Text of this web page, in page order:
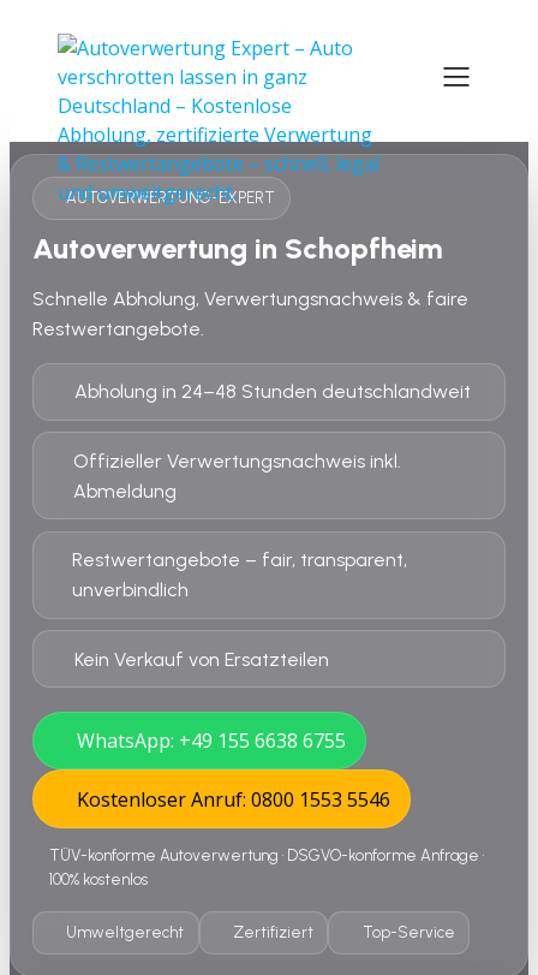
AUTOVERWERTUNG-EXPERT
Autoverwertung in Schopfheim
Schnelle Abholung, Verwertungsnachweis & faire
Restwertangebote.
Abholung in 24–48 Stunden deutschlandweit
Offizieller Verwertungsnachweis inkl.
Abmeldung
Restwertangebote – fair, transparent,
unverbindlich
Kein Verkauf von Ersatzteilen
WhatsApp: +49 155 6638 6755
Kostenloser Anruf: 0800 1553 5546
TÜV-konforme Autoverwertung • DSGVO-konforme Anfrage •
100% kostenlos
Umweltgerecht Zertifiziert Top-Service